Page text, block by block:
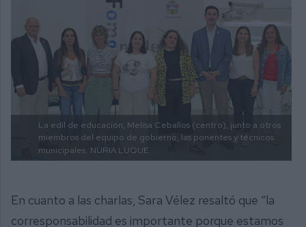
La edil de educación, Melisa Ceballos (centro), junto a otros
miembros del equipo de gobierno, las ponentes y técnicos
municipales. NURIA LUQUE
En cuanto a las charlas, Sara Vélez resaltó que “la
corresponsabilidad es importante porque estamos